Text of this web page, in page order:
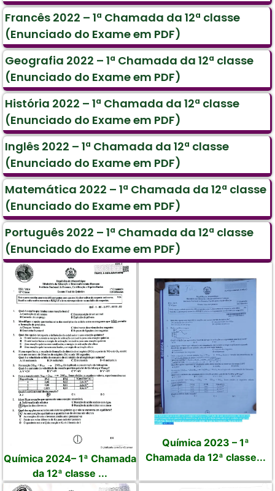
Francês 2022 – 1ª Chamada da 12ª classe
(Enunciado do Exame em PDF)
Geografia 2022 – 1ª Chamada da 12ª classe
(Enunciado do Exame em PDF)
História 2022 – 1ª Chamada da 12ª classe
(Enunciado do Exame em PDF)
Inglês 2022 – 1ª Chamada da 12ª classe
(Enunciado do Exame em PDF)
Matemática 2022 – 1ª Chamada da 12ª classe
(Enunciado do Exame em PDF)
Português 2022 – 1ª Chamada da 12ª classe
(Enunciado do Exame em PDF)
Química 2024– 1ª Chamada
da 12ª classe ...
Química 2023 – 1ª
Chamada da 12ª classe...